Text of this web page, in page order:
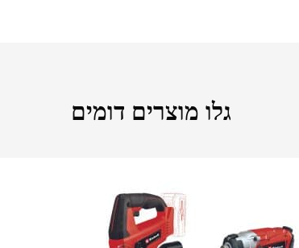
גלו מוצרים דומים